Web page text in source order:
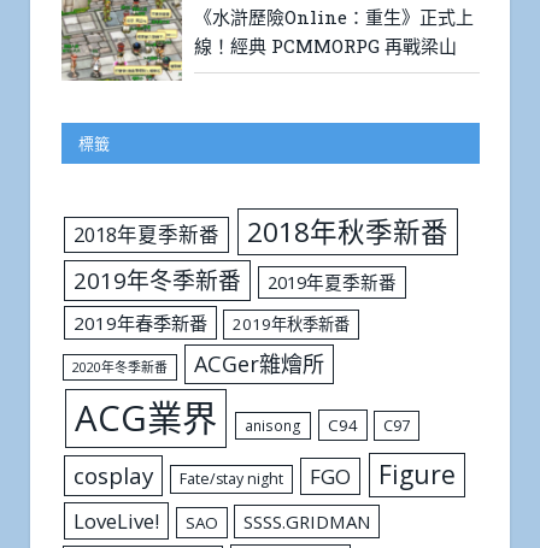
《水滸歷險Online：重生》正式上
線！經典 PCMMORPG 再戰梁山
標籤
2018年夏季新番 2018年秋季新番
2019年冬季新番
2019年夏季新番
2019年春季新番
2019年秋季新番
2020年冬季新番 ACGer雜燴所
ACG業界 anisong C94 C97
cosplay Fate/stay night FGO Figure
LoveLive! SAO SSSS.GRIDMAN